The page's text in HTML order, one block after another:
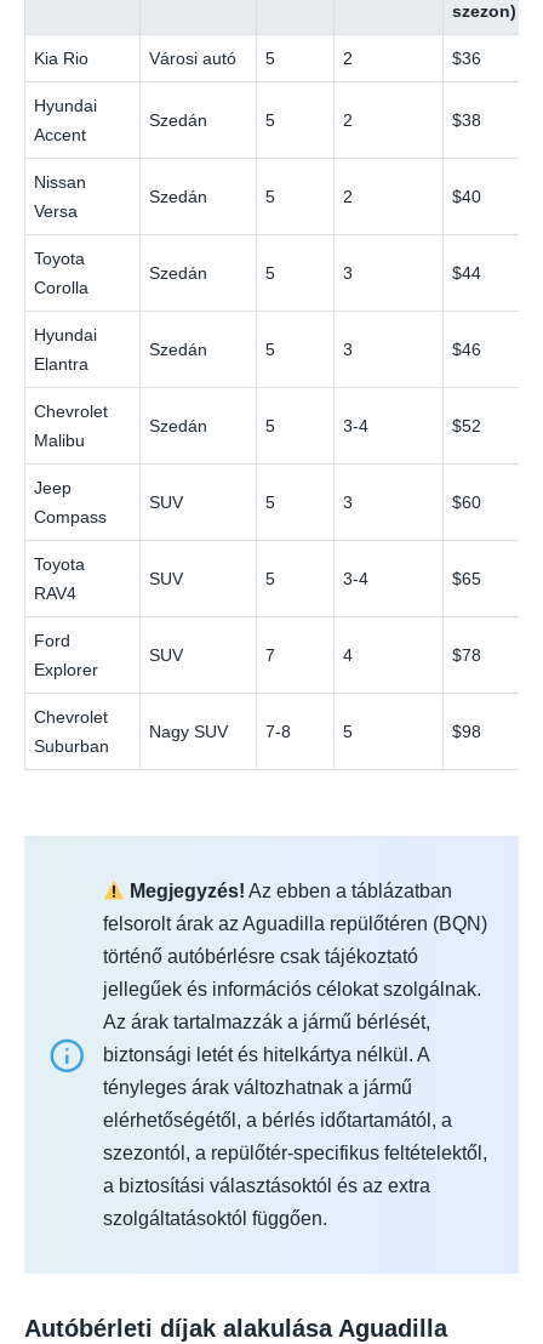
szezon)
Kia Rio Városi autó 5 2 $36
Hyundai
Accent
Szedán 5 2 $38
Nissan
Versa
Szedán 5 2 $40
Toyota
Corolla
Szedán 5 3 $44
Hyundai
Elantra
Szedán 5 3 $46
Chevrolet
Malibu
Szedán 5 3-4 $52
Jeep
Compass
SUV 5 3 $60
Toyota
RAV4
SUV 5 3-4 $65
Ford
Explorer
SUV 7 4 $78
Chevrolet
Suburban
Nagy SUV 7-8 5 $98
Megjegyzés! Az ebben a táblázatban
felsorolt árak az Aguadilla repülőtéren (BQN)
történő autóbérlésre csak tájékoztató
jellegűek és információs célokat szolgálnak.
Az árak tartalmazzák a jármű bérlését,
biztonsági letét és hitelkártya nélkül. A
tényleges árak változhatnak a jármű
elérhetőségétől, a bérlés időtartamától, a
szezontól, a repülőtér-specifikus feltételektől,
a biztosítási választásoktól és az extra
szolgáltatásoktól függően.
Autóbérleti díjak alakulása Aguadilla